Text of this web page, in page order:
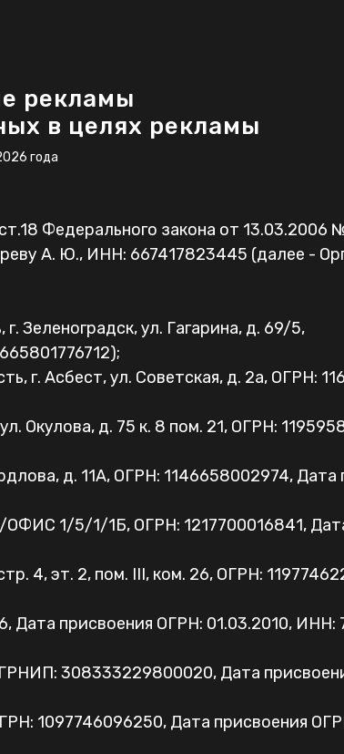
рекламы
в целях рекламы
года
Федерального закона от
А. Ю., ИНН: 667417823445 (далее -
Зеленоградск, ул. Гагарина, д. 69/5,
Асбест, ул. Советская, д. 2а, ОГРН:
д. 75 к. 8 пом. 21, ОГРН:
д. 11А, ОГРН: 1146658002974, Дата
1/5/1/1Б, ОГРН: 1217700016841,
4, эт. 2, пом. III, ком. 26, ОГРН:
Дата присвоения ОГРН: 01.03.2010, ИНН:
308333229800020, Дата
1097746096250, Дата присвоения